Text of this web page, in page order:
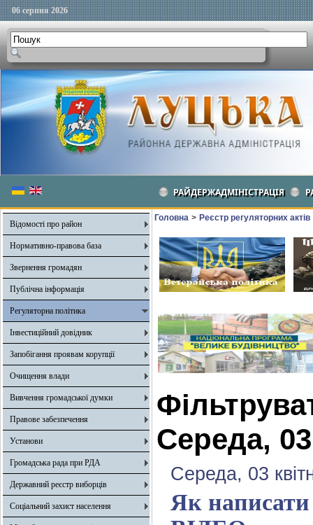
06 серпня 2026
РАЙДЕРЖАДМІНІСТРАЦІЯ
Відомості про район
Нормативно-правова база
Звернення громадян
Публічна інформація
Регуляторна політика
Інвестиційний довідник
Запобігання проявам корупції
Очищення влади
Вивчення громадської думки
Правове забезпечення
Установи
Громадська рада при РДА
Державний реєстр виборців
Соціальний захист населення
Головна > Реєстр регуляторних актів
Середа,
Середа, 03
Як